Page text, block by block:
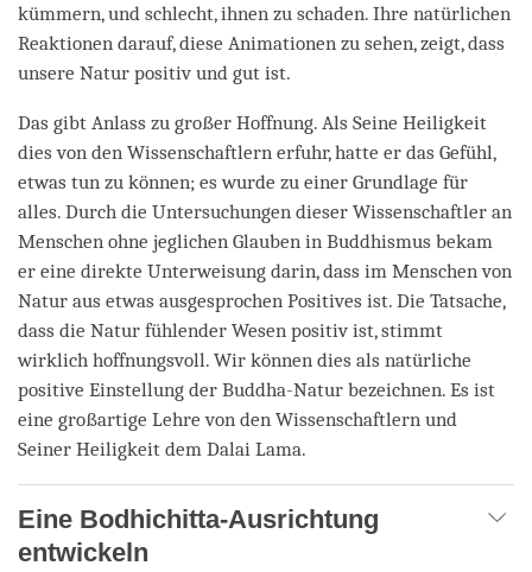
kümmern, und schlecht, ihnen zu schaden. Ihre natürlichen
Reaktionen darauf, diese Animationen zu sehen, zeigt, dass
unsere Natur positiv und gut ist.
Das gibt Anlass zu großer Hoffnung. Als Seine Heiligkeit
dies von den Wissenschaftlern erfuhr, hatte er das Gefühl,
etwas tun zu können; es wurde zu einer Grundlage für
alles. Durch die Untersuchungen dieser Wissenschaftler an
Menschen ohne jeglichen Glauben in Buddhismus bekam
er eine direkte Unterweisung darin, dass im Menschen von
Natur aus etwas ausgesprochen Positives ist. Die Tatsache,
dass die Natur fühlender Wesen positiv ist, stimmt
wirklich hoffnungsvoll. Wir können dies als natürliche
positive Einstellung der Buddha-Natur bezeichnen. Es ist
eine großartige Lehre von den Wissenschaftlern und
Seiner Heiligkeit dem Dalai Lama.
Eine Bodhichitta-Ausrichtung
entwickeln